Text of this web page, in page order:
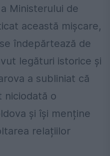
Ministerului de
această mișcare,
îndepărtează de
legături istorice și
a subliniat că
niciodată o
și își menține
relațiilor